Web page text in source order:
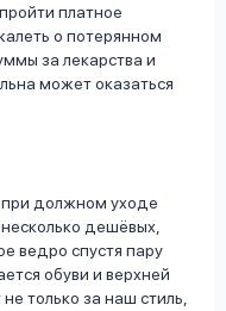
платное
о потерянном
за лекарства и
может оказаться
при должном уходе
дешёвых,
ведро спустя пару
обуви и верхней
только за наш стиль,